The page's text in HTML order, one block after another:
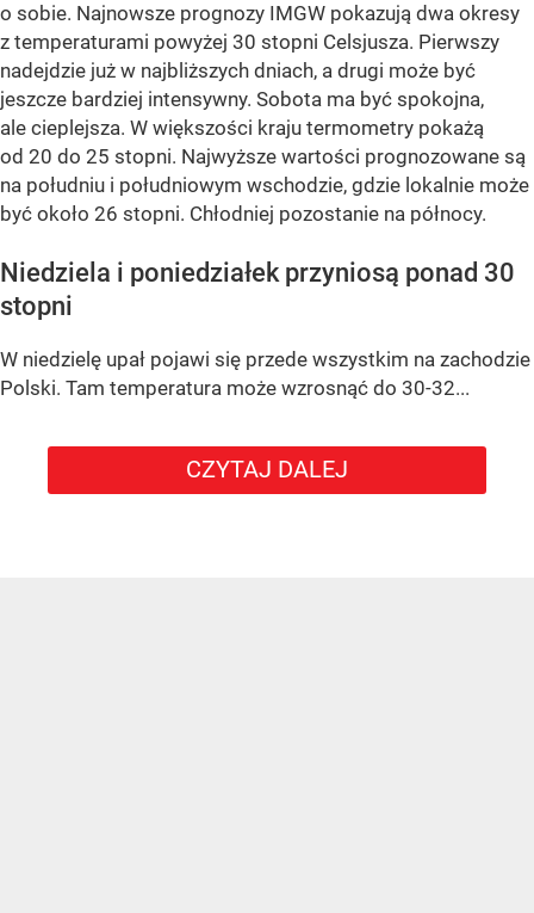
o sobie. Najnowsze prognozy IMGW pokazują dwa okresy
z temperaturami powyżej 30 stopni Celsjusza. Pierwszy
nadejdzie już w najbliższych dniach, a drugi może być
jeszcze bardziej intensywny. Sobota ma być spokojna,
ale cieplejsza. W większości kraju termometry pokażą
od 20 do 25 stopni. Najwyższe wartości prognozowane są
na południu i południowym wschodzie, gdzie lokalnie może
być około 26 stopni. Chłodniej pozostanie na północy.
Niedziela i poniedziałek przyniosą ponad 30
stopni
W niedzielę upał pojawi się przede wszystkim na zachodzie
Polski. Tam temperatura może wzrosnąć do 30-32...
CZYTAJ DALEJ